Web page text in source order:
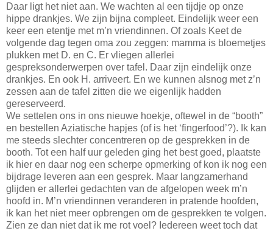
Daar ligt het niet aan. We wachten al een tijdje op onze
hippe drankjes. We zijn bijna compleet. Eindelijk weer een
keer een etentje met m’n vriendinnen. Of zoals Keet de
volgende dag tegen oma zou zeggen: mamma is bloemetjes
plukken met D. en C. Er vliegen allerlei
gespreksonderwerpen over tafel. Daar zijn eindelijk onze
drankjes. En ook H. arriveert. En we kunnen alsnog met z’n
zessen aan de tafel zitten die we eigenlijk hadden
gereserveerd.
We settelen ons in ons nieuwe hoekje, oftewel in de “booth”
en bestellen Aziatische hapjes (of is het ‘fingerfood’?). Ik kan
me steeds slechter concentreren op de gesprekken in de
booth. Tot een half uur geleden ging het best goed, plaatste
ik hier en daar nog een scherpe opmerking of kon ik nog een
bijdrage leveren aan een gesprek. Maar langzamerhand
glijden er allerlei gedachten van de afgelopen week m’n
hoofd in. M’n vriendinnen veranderen in pratende hoofden,
ik kan het niet meer opbrengen om de gesprekken te volgen.
Zien ze dan niet dat ik me rot voel? Iedereen weet toch dat